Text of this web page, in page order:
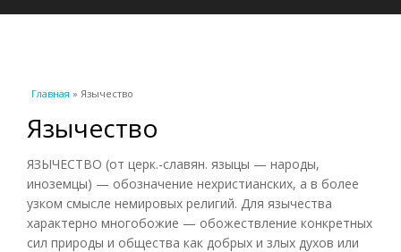
Вы здесь
Главная » Язычество
Язычество
ЯЗЫЧЕСТВО (от церк.-славян. языцы — народы,
иноземцы) — обозначение нехристианских, а в более
узком смысле немировых религий. Для язычества
характерно многобожие — обожествление конкретных
сил природы и общества как добрых и злых духов или